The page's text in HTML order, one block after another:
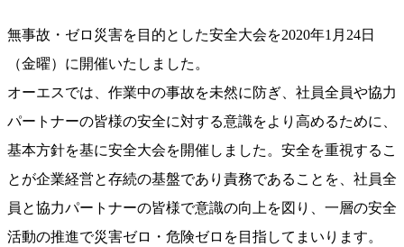
無事故・ゼロ災害を目的とした安全大会を2020年1月24日
（金曜）に開催いたしました。
オーエスでは、作業中の事故を未然に防ぎ、社員全員や協力
パートナーの皆様の安全に対する意識をより高めるために、
基本方針を基に安全大会を開催しました。安全を重視するこ
とが企業経営と存続の基盤であり責務であることを、社員全
員と協力パートナーの皆様で意識の向上を図り、一層の安全
活動の推進で災害ゼロ・危険ゼロを目指してまいります。